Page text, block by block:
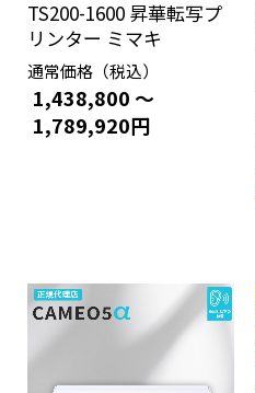
TS200-1600 昇華転写プ
リンター ミマキ
通常価格（税込）
1,438,800 ～
1,789,920円